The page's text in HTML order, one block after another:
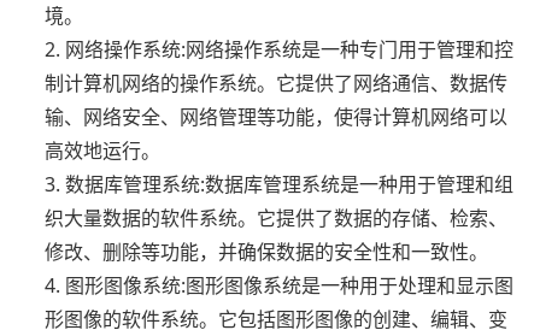
境。
2. 网络操作系统:网络操作系统是一种专门用于管理和控
制计算机网络的操作系统。它提供了网络通信、数据传
输、网络安全、网络管理等功能，使得计算机网络可以
高效地运行。
3. 数据库管理系统:数据库管理系统是一种用于管理和组
织大量数据的软件系统。它提供了数据的存储、检索、
修改、删除等功能，并确保数据的安全性和一致性。
4. 图形图像系统:图形图像系统是一种用于处理和显示图
形图像的软件系统。它包括图形图像的创建、编辑、变